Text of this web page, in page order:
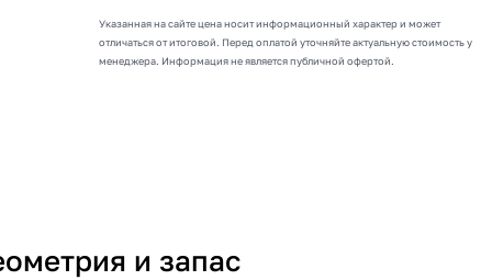
Указанная на сайте цена носит информационный характер и может
отличаться от итоговой. Перед оплатой уточняйте актуальную стоимость у
менеджера. Информация не является публичной офертой.
и запас